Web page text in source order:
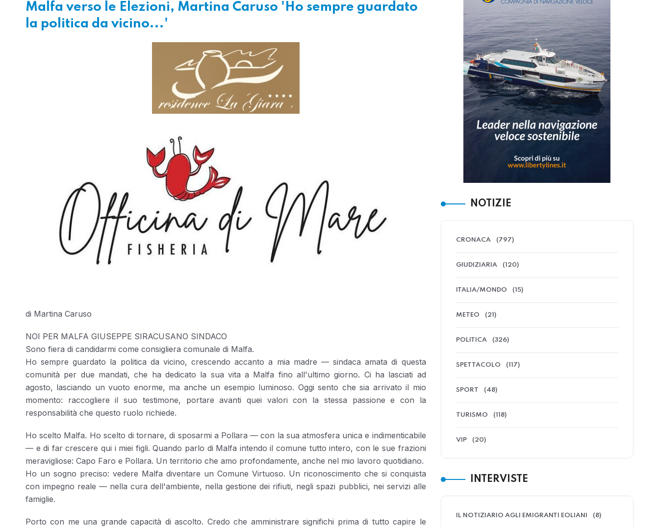
Malfa verso le Elezioni, Martina Caruso 'Ho sempre guardato
la politica da vicino...'
di Martina Caruso
NOI PER MALFA GIUSEPPE SIRACUSANO SINDACO
Sono fiera di candidarmi come consigliera comunale di Malfa.
Ho sempre guardato la politica da vicino, crescendo accanto a mia madre — sindaca amata di questa
comunità per due mandati, che ha dedicato la sua vita a Malfa fino all'ultimo giorno. Ci ha lasciati ad
agosto, lasciando un vuoto enorme, ma anche un esempio luminoso. Oggi sento che sia arrivato il mio
momento: raccogliere il suo testimone, portare avanti quei valori con la stessa passione e con la
responsabilità che questo ruolo richiede.
Ho scelto Malfa. Ho scelto di tornare, di sposarmi a Pollara — con la sua atmosfera unica e indimenticabile
— e di far crescere qui i miei figli. Quando parlo di Malfa intendo il comune tutto intero, con le sue frazioni
meravigliose: Capo Faro e Pollara. Un territorio che amo profondamente, anche nel mio lavoro quotidiano.
Ho un sogno preciso: vedere Malfa diventare un Comune Virtuoso. Un riconoscimento che si conquista
con impegno reale — nella cura dell'ambiente, nella gestione dei rifiuti, negli spazi pubblici, nei servizi alle
famiglie.
Porto con me una grande capacità di ascolto. Credo che amministrare significhi prima di tutto capire le
NOTIZIE
CRONACA (797)
GIUDIZIARIA (120)
ITALIA/MONDO (15)
METEO (21)
POLITICA (326)
SPETTACOLO (117)
SPORT (48)
TURISMO (118)
VIP (20)
INTERVISTE
IL NOTIZIARIO AGLI EMIGRANTI EOLIANI (8)